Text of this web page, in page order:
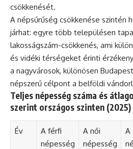
csökkenését.
A népsűrűség csökkenése szintén
járhat: egyre több településen
lakosságszám-csökkenés, ami
és vidéki térségeket érinti
a nagyvárosok, különösen
népszerű célpont a belföldi
Teljes népesség száma és
szerint országos szinten (2025)
Év
A férfi
népesség
A női
népesség
A